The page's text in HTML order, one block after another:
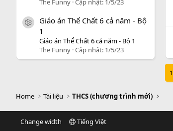
The Funny Cập nhật: 1/5/23
icon tài liệu
Giáo án Thể Chất 6 cả năm - Bộ
1
Giáo án Thể Chất 6 cả năm - Bộ 1
The Funny Cập nhật: 1/5/23
1
Home Tài liệu THCS (chương trình mới)
Change width Tiếng Việt